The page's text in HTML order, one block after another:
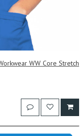
WW Core Stretch